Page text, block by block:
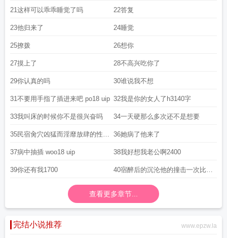
21这样可以乖乖睡觉了吗 22答复
23他归来了 24睡觉
25撩拨 26想你
27摸上了 28不高兴吃你了
29你认真的吗 30谁说我不想
31不要用手指了插进来吧 po18 uip 32我是你的女人了h3140字
33我叫床的时候你不是很兴奋吗 34一天硬那么多次还不是想要
35民宿肏穴凶猛而淫靡放肆的性爱
带给身
36她病了他来了
37病中抽插 woo18 uip 38我好想我老公啊2400
39你还有我1700 40宿醉后的沉沦他的撞击一次比一
次凶狠
查看更多章节...
完结小说推荐 www.epzw.la